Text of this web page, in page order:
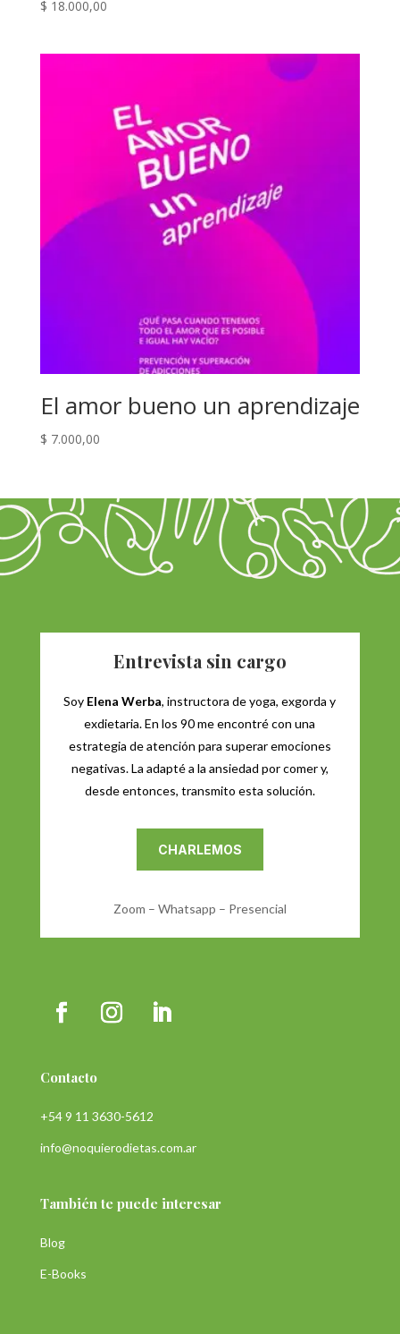
$ 18.000,00
El amor bueno un aprendizaje
$ 7.000,00
Entrevista sin cargo
Soy Elena Werba, instructora de yoga, exgorda y
exdietaria. En los 90 me encontré con una
estrategia de atención para superar emociones
negativas. La adapté a la ansiedad por comer y,
desde entonces, transmito esta solución.
CHARLEMOS
Zoom – Whatsapp – Presencial
Contacto
+54 9 11 3630-5612
info@noquierodietas.com.ar
También te puede interesar
Blog
E-Books